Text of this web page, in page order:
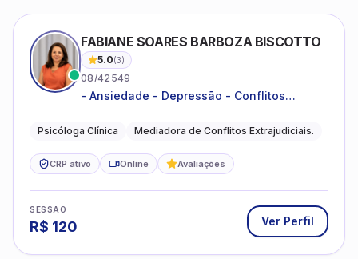
FABIANE SOARES BARBOZA BISCOTTO
5.0(3)
08/42549
- Ansiedade - Depressão - Conflitos
relacionamentos - Autoestima -
Psicóloga Clínica Mediadora de Conflitos Extrajudiciais.
CRP ativo Online Avaliações
SESSÃO
R$ 120 Ver Perfil